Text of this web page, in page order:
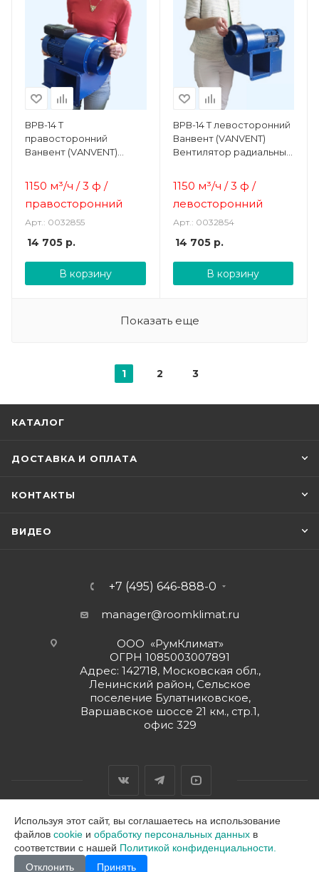
ВРВ-14 Т
правосторонний
Ванвент (VANVENT)
1150 м³/ч / 3 ф /
правосторонний
Арт.: 0032855
14 705 р.
В корзину
ВРВ-14 Т левосторонний
Ванвент (VANVENT)
Вентилятор радиальный
1150 м³/ч / 3 ф /
левосторонний
Арт.: 0032854
14 705р.
В корзину
Показать еще
1 2 3
КАТАЛОГ
ДОСТАВКА И ОПЛАТА
КОНТАКТЫ
ВИДЕО
+7 (495) 646-888-0
manager@roomklimat.ru
ООО «РумКлимат»
ОГРН 1085003007891
Адрес: 142718, Московская обл.,
Ленинский район, Сельское
поселение Булатниковское,
Варшавское шоссе 21 км., стр.1,
офис 329
2026 © ООО "РумКлимат"
Используя этот сайт, вы соглашаетесь на использование
файлов cookie и обработку персональных данных в
соответствии с нашей Политикой конфиденциальности.
Отклонить
Принять